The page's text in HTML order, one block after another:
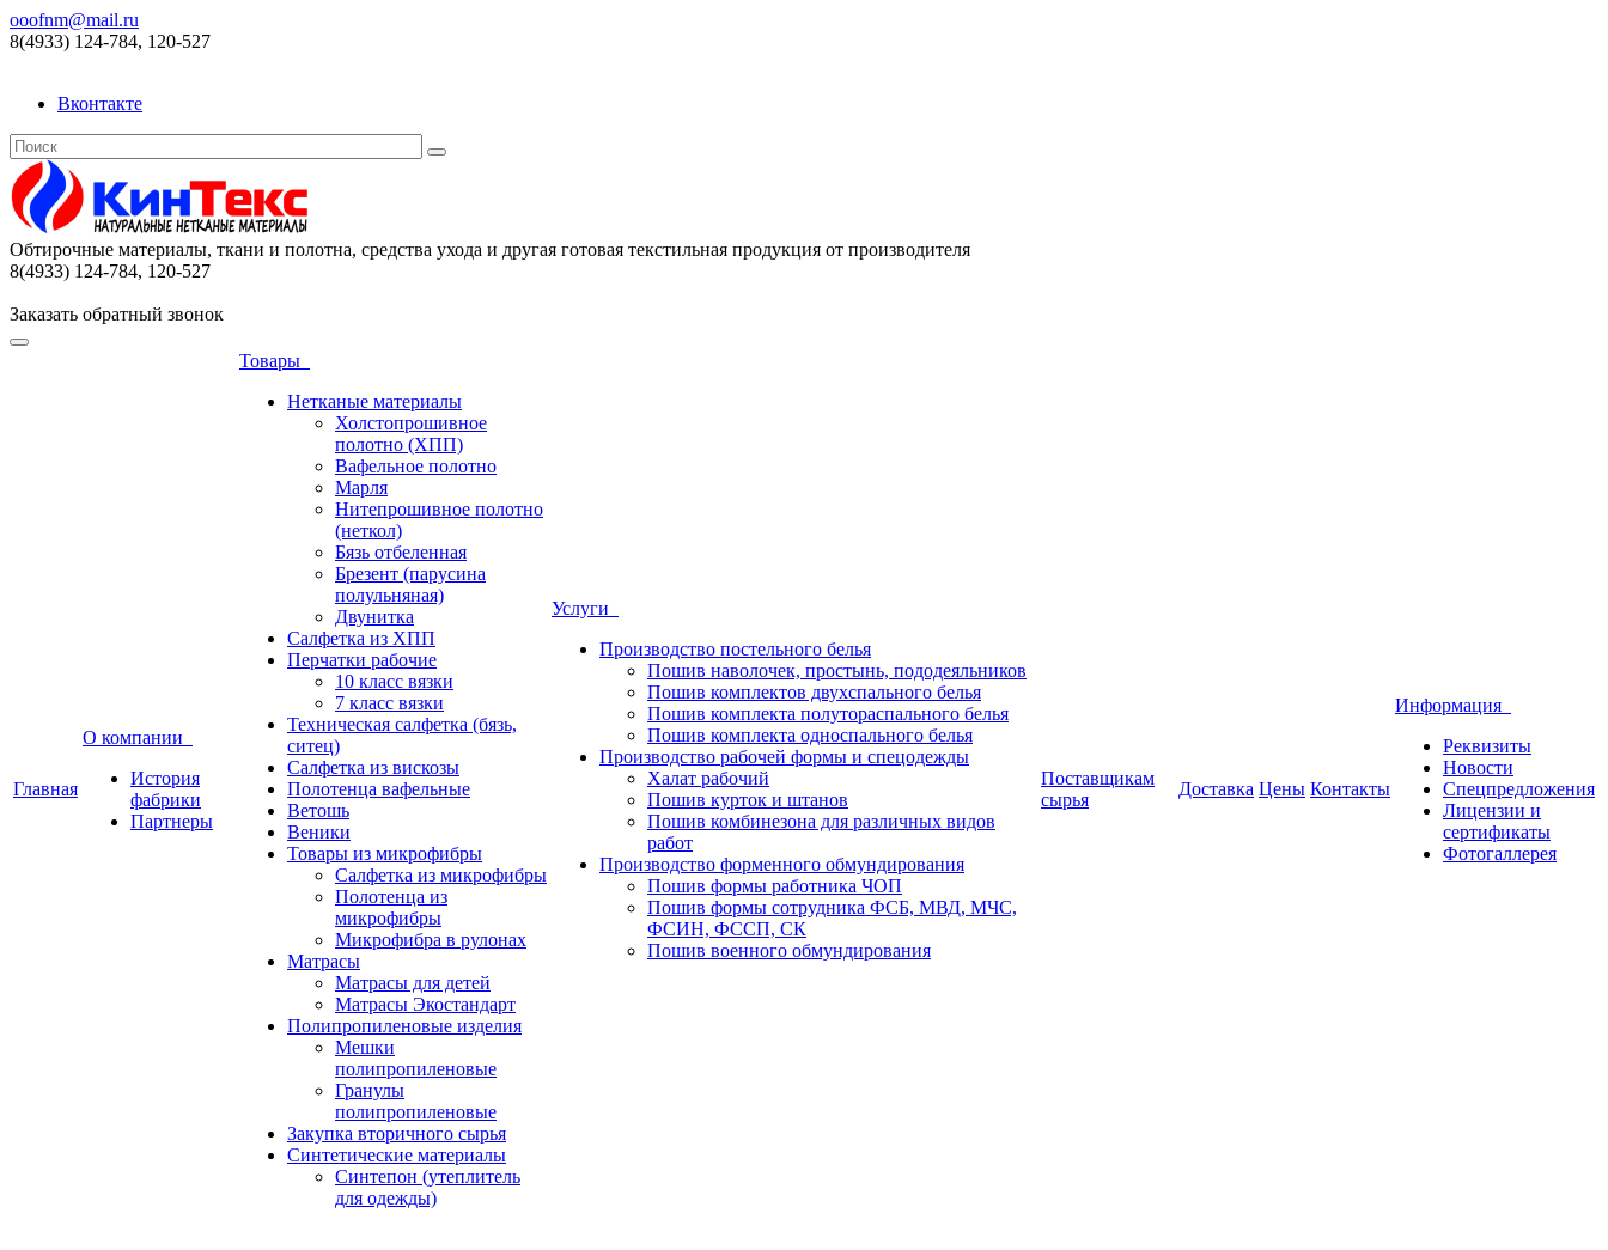
ooofnm@mail.ru
8(4933) 124-784, 120-527
Вконтакте
Обтирочные материалы, ткани и полотна, средства ухода и другая готовая текстильная продукция от производителя
8(4933) 124-784, 120-527
Заказать обратный звонок
Главная
О компании
История
фабрики
Партнеры
Товары
Нетканые материалы
Холстопрошивное
полотно (ХПП)
Вафельное полотно
Марля
Нитепрошивное полотно
(неткол)
Бязь отбеленная
Брезент (парусина
полульняная)
Двунитка
Салфетка из ХПП
Перчатки рабочие
10 класс вязки
7 класс вязки
Техническая салфетка (бязь,
ситец)
Салфетка из вискозы
Полотенца вафельные
Ветошь
Веники
Товары из микрофибры
Салфетка из микрофибры
Полотенца из
микрофибры
Микрофибра в рулонах
Матрасы
Матрасы для детей
Матрасы Экостандарт
Полипропиленовые изделия
Мешки
полипропиленовые
Гранулы
полипропиленовые
Закупка вторичного сырья
Синтетические материалы
Синтепон (утеплитель
для одежды)
Услуги
Производство постельного белья
Пошив наволочек, простынь, пододеяльников
Пошив комплектов двухспального белья
Пошив комплекта полутораспального белья
Пошив комплекта односпального белья
Производство рабочей формы и спецодежды
Халат рабочий
Пошив курток и штанов
Пошив комбинезона для различных видов
работ
Производство форменного обмундирования
Пошив формы работника ЧОП
Пошив формы сотрудника ФСБ, МВД, МЧС,
ФСИН, ФССП, СК
Пошив военного обмундирования
Поставщикам
сырья
Доставка Цены Контакты
Информация
Реквизиты
Новости
Спецпредложения
Лицензии и
сертификаты
Фотогаллерея